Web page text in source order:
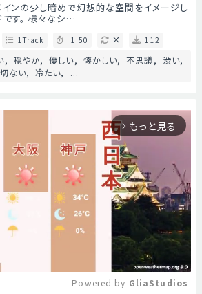
インの少し暗めで幻想的な空間をイメージし
です。 様々なシ…
1Track 1:50 112
穏やか 優しい 懐かしい 不思議
渋い
切ない 冷たい ...
arrow_forward_ios もっと見る
Powered by GliaStudios